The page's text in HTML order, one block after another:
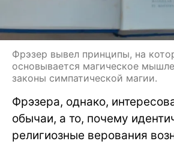
Фрэзер вывел принципы, на
основывается магическое
законы симпатической магии.
Фрэзера, однако,
обычаи, а то, почему
религиозные верования